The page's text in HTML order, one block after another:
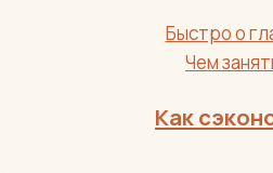
Быстро о
Чем
Как